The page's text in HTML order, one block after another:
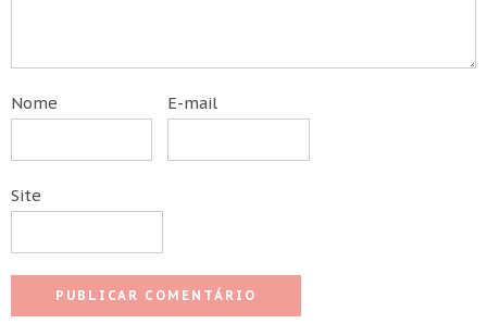
Nome E-mail
Site